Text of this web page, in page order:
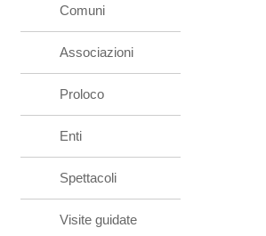
Comuni
Associazioni
Proloco
Enti
Spettacoli
Visite guidate